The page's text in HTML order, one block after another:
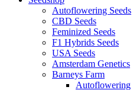
Autoflowering Seeds
CBD Seeds
Feminized Seeds
F1 Hybrids Seeds
USA Seeds
Amsterdam Genetics
Barneys Farm
Autoflowering